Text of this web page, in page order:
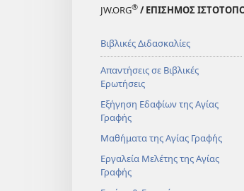
JW.ORG® / ΕΠΙΣΗΜΟΣ
Βιβλικές Διδασκαλίες
Απαντήσεις σε Βιβλικές
Ερωτήσεις
Εξήγηση Εδαφίων της Αγίας
Γραφής
Μαθήματα της Αγίας Γραφής
Εργαλεία Μελέτης της Αγίας
Γραφής